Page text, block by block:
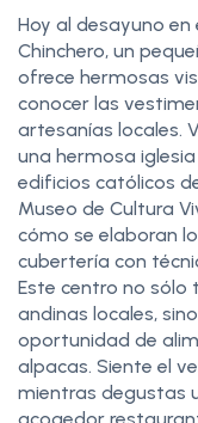
Hoy al desayuno
Chinchero, un
ofrece hermosas
conocer las
artesanías locales.
una hermosa
edificios católicos
Museo de Cultura
cómo se elaboran
cubertería con
Este centro no sólo
andinas locales,
oportunidad de
alpacas. Siente el
mientras degustas